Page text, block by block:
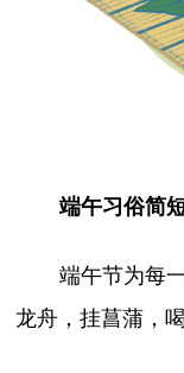
端午习俗简
端午节为每
龙舟，挂菖蒲，